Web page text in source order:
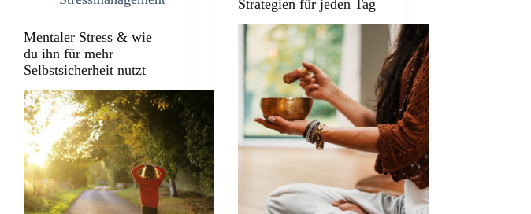
Mentaler Stress & wie
du ihn für mehr
Selbstsicherheit nutzt
Strategien für jeden Tag